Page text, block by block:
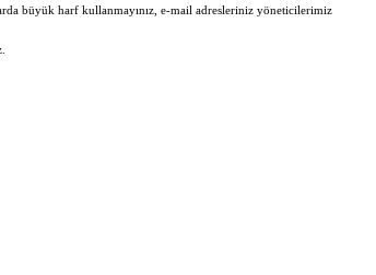
büyük harf kullanmayınız, e-mail adresleriniz yöneticilerimiz